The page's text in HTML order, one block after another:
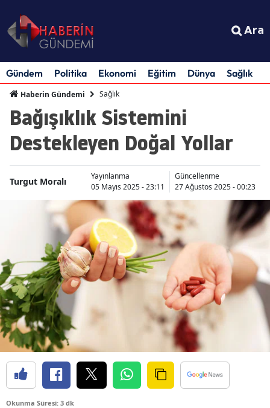
Ara
Gündem Politika Ekonomi Eğitim Dünya Sağlık
Haberin Gündemi Sağlık
Bağışıklık Sistemini
Destekleyen Doğal Yollar
Turgut Moralı
Yayınlanma
05 Mayıs 2025 - 23:11
Güncellenme
27 Ağustos 2025 - 00:23
Okunma Süresi: 3 dk